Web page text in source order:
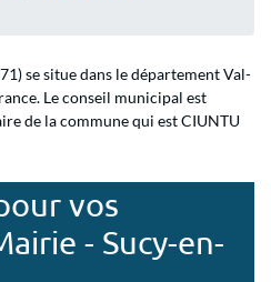
se situe dans le département Val-
Le conseil municipal est
de la commune qui est CIUNTU
vos
- Sucy-en-